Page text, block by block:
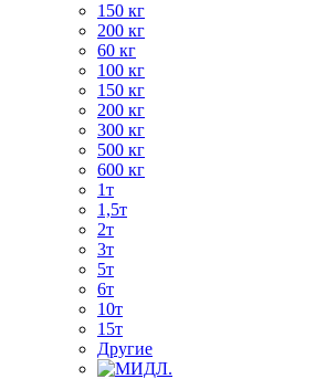
150 кг
200 кг
60 кг
100 кг
150 кг
200 кг
300 кг
500 кг
600 кг
1т
1,5т
2т
3т
5т
6т
10т
15т
Другие